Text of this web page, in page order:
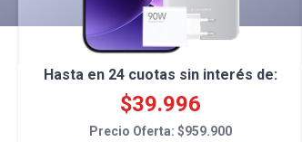
Hasta en 24cuotas sin interés de:
$39.996
Precio Oferta: $959.900